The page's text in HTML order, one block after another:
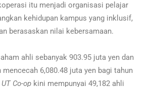
itu menjadi organisasi pelajar
kehidupan kampus yang inklusif,
berasaskan nilai kebersamaan.
ahli sebanyak 903.95 juta yen dan
mencecah 6,080.48 juta yen bagi tahun
UT Co-op kini mempunyai 49,182 ahli